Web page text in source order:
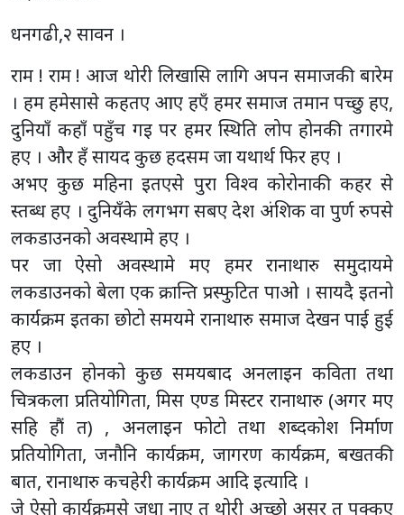
धनगढी,२ सावन ।
राम ! राम ! आज थोरी लिखासि लागि अपन समाजकी बारेम
। हम हमेसासे कहतए आए हएँ हमर समाज तमान पच्छु हए,
दुनियाँ कहाँ पहुँच गइ पर हमर स्थिति लोप होनकी तगारमे
हए । और हँ सायद कुछ हदसम जा यथार्थ फिर हए ।
अभए कुछ महिना इतएसे पुरा विश्व कोरोनाकी कहर से
स्तब्ध हए । दुनियँके लगभग सबए देश अंशिक वा पुर्ण रुपसे
लकडाउनको अवस्थामे हए ।
पर जा ऐसो अवस्थामे मए हमर रानाथारु समुदायमे
लकडाउनको बेला एक क्रान्ति प्रस्फुटित पाओ । सायदै इतनो
कार्यक्रम इतका छोटो समयमे रानाथारु समाज देखन पाई हुई
हए ।
लकडाउन होनको कुछ समयबाद अनलाइन कविता तथा
चित्रकला प्रतियोगिता, मिस एण्ड मिस्टर रानाथारु (अगर मए
सहि हौं त) , अनलाइन फोटो तथा शब्दकोश निर्माण
प्रतियोगिता, जनौनि कार्यक्रम, जागरण कार्यक्रम, बखतकी
बात, रानाथारु कचहेरी कार्यक्रम आदि इत्यादि ।
जे ऐसो कार्यक्रमसे जधा नाए त थोरी अच्छो असर त पक्कए